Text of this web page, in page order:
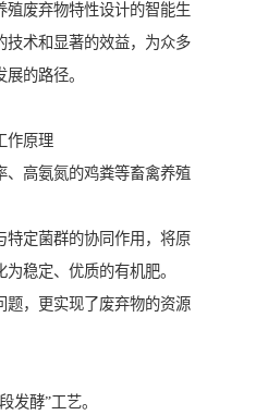
殖废弃物特性设计的智能生
技术和显著的效益，为众多
的路径。
作原理
、高氨氮的鸡粪等畜禽养殖
特定菌群的协同作用，将原
稳定、优质的有机肥。
题，更实现了废弃物的资源
发酵”工艺。